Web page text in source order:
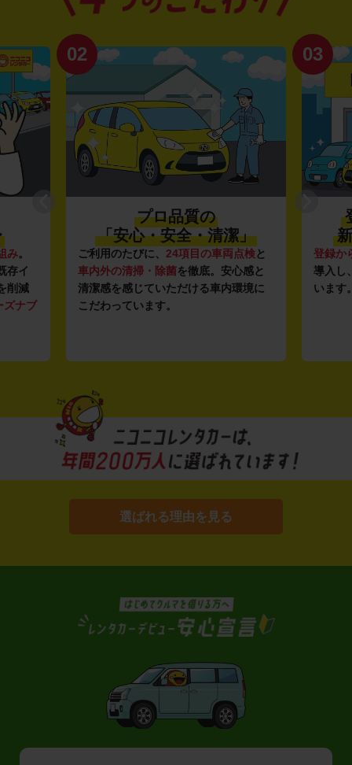
み。
存イ
削減
ズナブ
02
プロ品質の
「安心・安全・清潔」
ご利用のたびに、 24項目の車両点検と
車内外の清掃・除菌を徹底。安心感と
清潔感を感じていただける車内環境に
こだわっています。
03
登録か
導入し
います
選ばれる理由を見る